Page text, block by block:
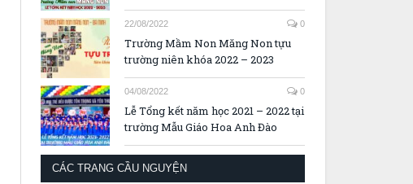
22/08/2022 0
Trường Mầm Non Măng Non tựu
trường niên khóa 2022 – 2023
04/08/2022 0
Lễ Tổng kết năm học 2021 – 2022 tại
trường Mẫu Giáo Hoa Anh Đào
CÁC TRANG CẦU NGUYỆN